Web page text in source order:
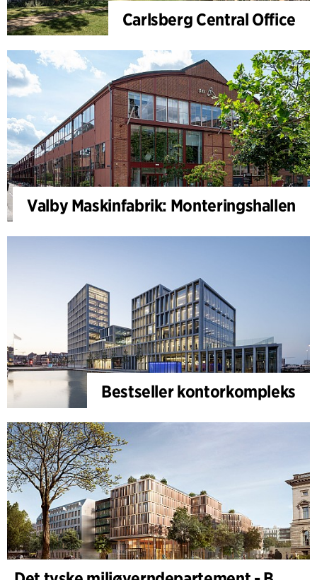
Carlsberg Central Office
Valby Maskinfabrik: Monteringshallen
Bestseller kontorkompleks